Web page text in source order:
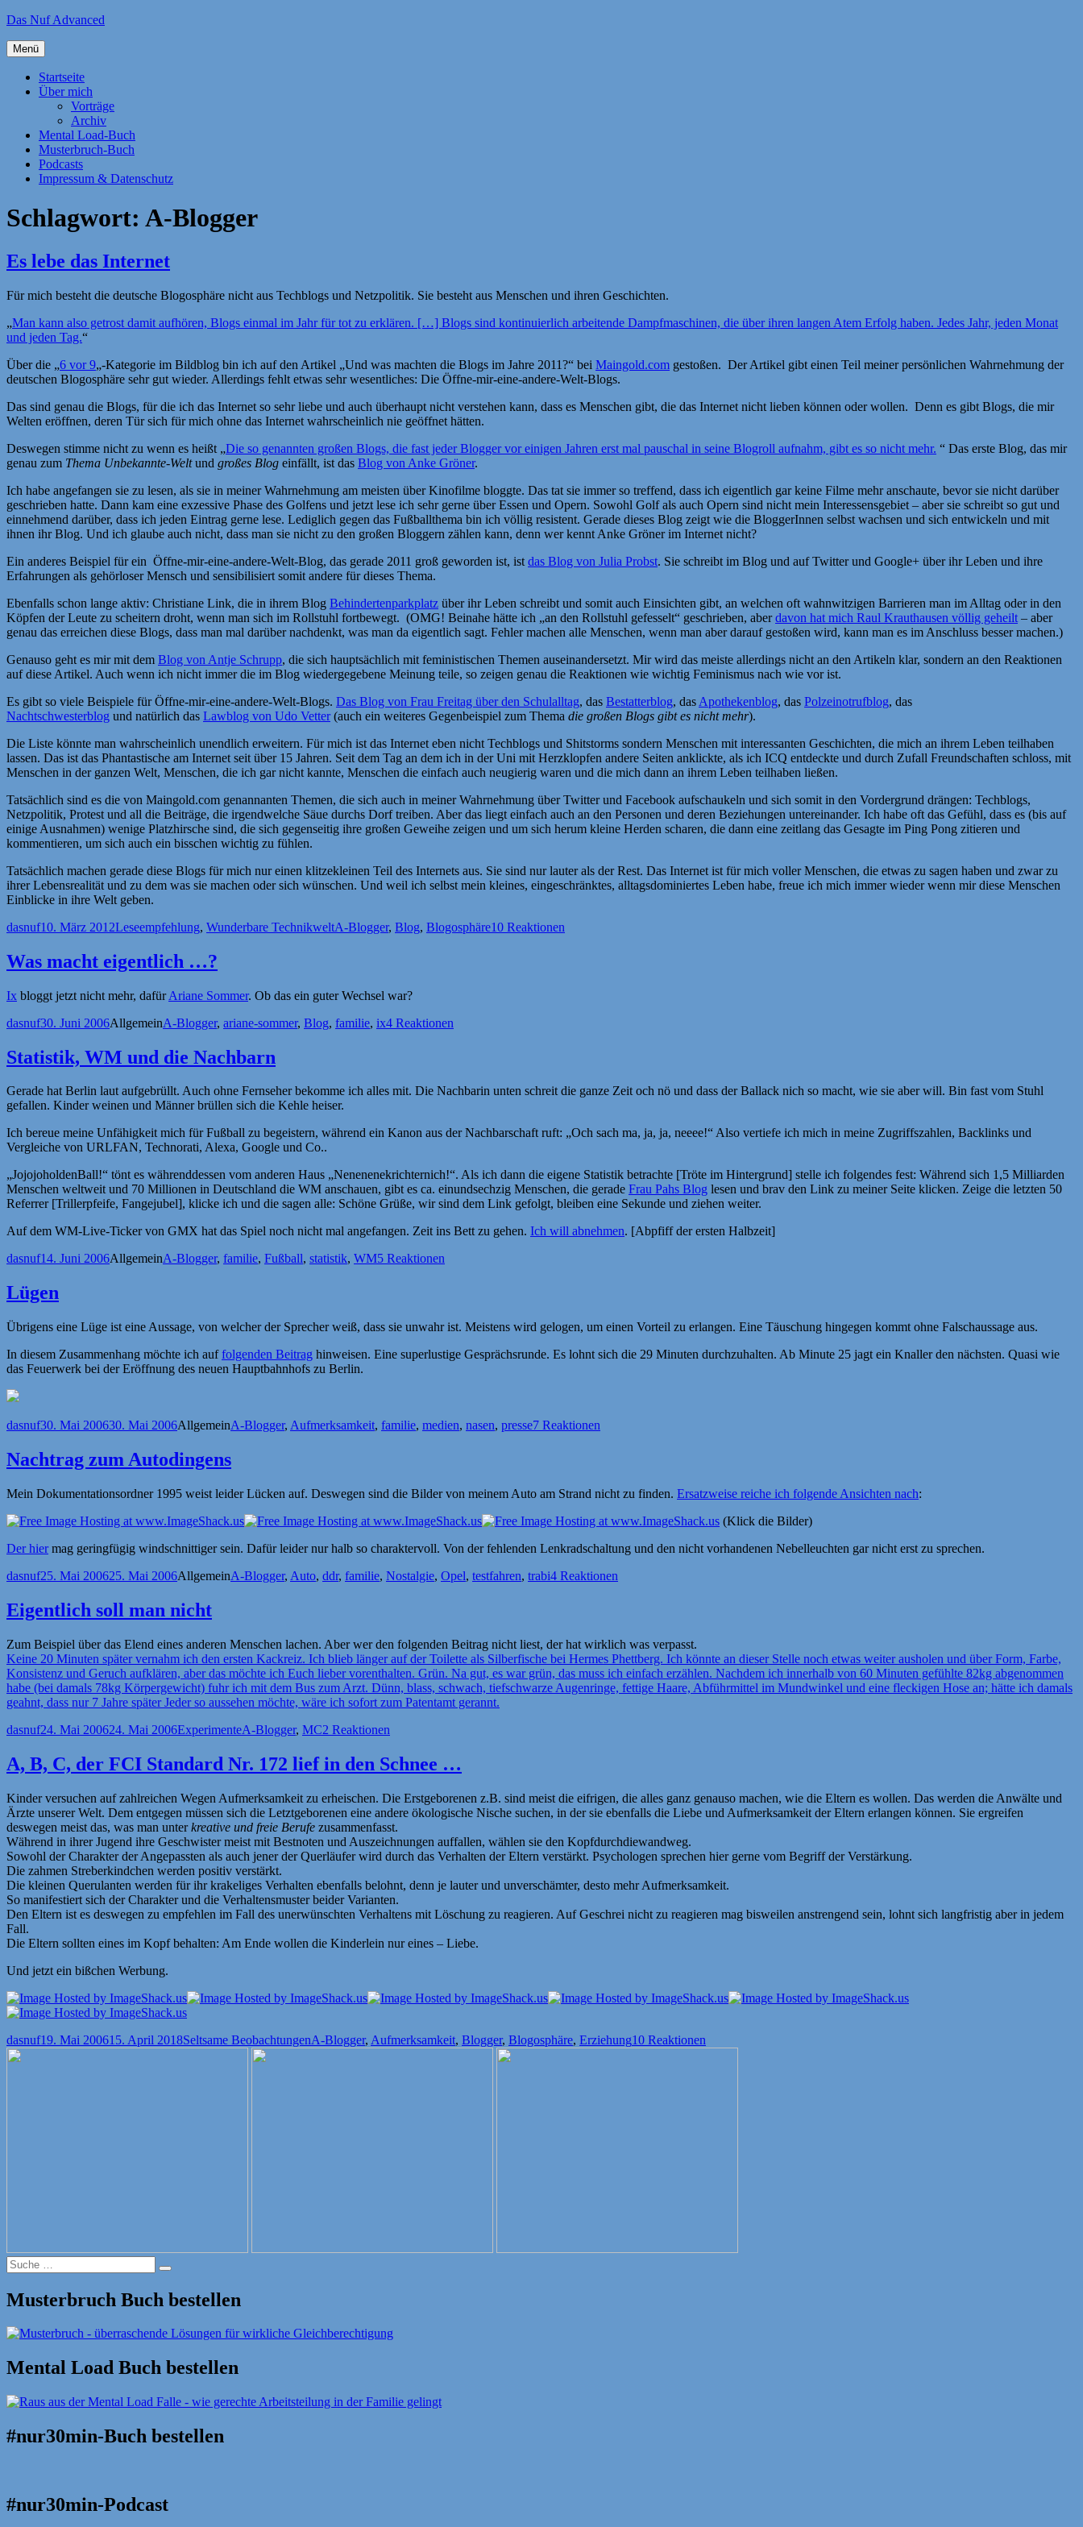
Zum
springen
Das Nuf Advanced
Menü
Startseite
Über mich
Vorträge
Archiv
Mental Load-Buch
Musterbruch-Buch
Podcasts
Impressum & Datenschutz
Schlagwort: A-Blogger
Es lebe das Internet
Für mich besteht die deutsche Blogosphäre nicht aus Techblogs und Netzpolitik. Sie besteht aus Menschen und ihren Geschichten.
„Man kann also getrost damit aufhören, Blogs einmal im Jahr für tot zu erklären. […] Blogs sind kontinuierlich arbeitende Dampfmaschinen, die über ihren langen Atem Erfolg haben. Jedes Jahr, jeden Monat
und jeden Tag.“
Über die „6 vor 9„-Kategorie im Bildblog bin ich auf den Artikel „Und was machten die Blogs im Jahre 2011?“ bei Maingold.com gestoßen. Der Artikel gibt einen Teil meiner persönlichen Wahrnehmung der
deutschen Blogosphäre sehr gut wieder. Allerdings fehlt etwas sehr wesentliches: Die Öffne-mir-eine-andere-Welt-Blogs.
Das sind genau die Blogs, für die ich das Internet so sehr liebe und auch überhaupt nicht verstehen kann, dass es Menschen gibt, die das Internet nicht lieben können oder wollen. Denn es gibt Blogs, die mir
Welten eröffnen, deren Tür sich für mich ohne das Internet wahrscheinlich nie geöffnet hätten.
Deswegen stimme nicht zu wenn es heißt „Die so genannten großen Blogs, die fast jeder Blogger vor einigen Jahren erst mal pauschal in seine Blogroll aufnahm, gibt es so nicht mehr. “ Das erste Blog, das mir
genau zum Thema Unbekannte-Weltund großes Blog einfällt, ist das Blog von Anke Gröner.
Ich habe angefangen sie zu lesen, als sie in meiner Wahrnehmung am meisten über Kinofilme bloggte. Das tat sie immer so treffend, dass ich eigentlich gar keine Filme mehr anschaute, bevor sie nicht darüber
geschrieben hatte. Dann kam eine exzessive Phase des Golfens und jetzt lese ich sehr gerne über Essen und Opern. Sowohl Golf als auch Opern sind nicht mein Interessensgebiet – aber sie schreibt so gut und
einnehmend darüber, dass ich jeden Eintrag gerne lese. Lediglich gegen das Fußballthema bin ich völlig resistent. Gerade dieses Blog zeigt wie die BloggerInnen selbst wachsen und sich entwickeln und mit
ihnen ihr Blog. Und ich glaube auch nicht, dass man sie nicht zu den großen Bloggern zählen kann, denn wer kennt Anke Gröner im Internet nicht?
Ein anderes Beispiel für ein Öffne-mir-eine-andere-Welt-Blog, das gerade 2011 groß geworden ist, ist das Blog von Julia Probst. Sie schreibt im Blog und auf Twitter und Google+ über ihr Leben und ihre
Erfahrungen als gehörloser Mensch und sensibilisiert somit andere für dieses Thema.
Ebenfalls schon lange aktiv: Christiane Link, die in ihrem Blog Behindertenparkplatz über ihr Leben schreibt und somit auch Einsichten gibt, an welchen oft wahnwitzigen Barrieren man im Alltag oder in den
Köpfen der Leute zu scheitern droht, wenn man sich im Rollstuhl fortbewegt. (OMG! Beinahe hätte ich „an den Rollstuhl gefesselt“ geschrieben, aberdavon hat mich Raul Krauthausen völlig geheilt – aber
genau das erreichen diese Blogs, dass man mal darüber nachdenkt, was man da eigentlich sagt. Fehler machen alle Menschen, wenn man aber darauf gestoßen wird, kann man es im Anschluss besser machen.)
Genauso geht es mir mit dem Blog von Antje Schrupp, die sich hauptsächlich mit feministischen Themen auseinandersetzt. Mir wird das meiste allerdings nicht an den Artikeln klar, sondern an den Reaktionen
auf diese Artikel. Auch wenn ich nicht immer die im Blog wiedergegebene Meinung teile, so zeigen genau die Reaktionen wie wichtig Feminismus nach wie vor ist.
Es gibt so viele Beispiele für Öffne-mir-eine-andere-Welt-Blogs. Das Blog von Frau Freitag über den Schulalltag, das Bestatterblog, das Apothekenblog, das Polzeinotrufblog, das
Nachtschwesterblog und natürlich das Lawblog von Udo Vetter(auch ein weiteres Gegenbeispiel zum Thema die großen Blogs gibt es nicht mehr).
Die Liste könnte man wahrscheinlich unendlich erweitern. Für mich ist das Internet eben nicht Techblogs und Shitstorms sondern Menschen mit interessanten Geschichten, die mich an ihrem Leben teilhaben
lassen. Das ist das Phantastische am Internet seit über 15 Jahren. Seit dem Tag an dem ich in der Uni mit Herzklopfen andere Seiten anklickte, als ich ICQ entdeckte und durch Zufall Freundschaften schloss, mit
Menschen in der ganzen Welt, Menschen, die ich gar nicht kannte, Menschen die einfach auch neugierig waren und die mich dann an ihrem Leben teilhaben ließen.
Tatsächlich sind es die von Maingold.com genannanten Themen, die sich auch in meiner Wahrnehmung über Twitter und Facebook aufschaukeln und sich somit in den Vordergrund drängen: Techblogs,
Netzpolitik, Protest und all die Beiträge, die irgendwelche Säue durchs Dorf treiben. Aber das liegt einfach auch an den Personen und deren Beziehungen untereinander. Ich habe oft das Gefühl, dass es (bis auf
einige Ausnahmen) wenige Platzhirsche sind, die sich gegenseitig ihre großen Geweihe zeigen und um sich herum kleine Herden scharen, die dann eine zeitlang das Gesagte im Ping Pong zitieren und
kommentieren, um sich auch ein bisschen wichtig zu fühlen.
Tatsächlich machen gerade diese Blogs für mich nur einen klitzekleinen Teil des Internets aus. Sie sind nur lauter als der Rest. Das Internet ist für mich voller Menschen, die etwas zu sagen haben und zwar zu
ihrer Lebensrealität und zu dem was sie machen oder sich wünschen. Und weil ich selbst mein kleines, eingeschränktes, alltagsdominiertes Leben habe, freue ich mich immer wieder wenn mir diese Menschen
Einblicke in ihre Welt geben.
Autor
dasnufVeröffentlicht
10. März 2012Kategorien
Leseempfehlung, Wunderbare TechnikweltSchlagwörter
A-Blogger, Blog, Blogosphäre10 Reaktionen
Was macht eigentlich …?
Ix bloggt jetzt nicht mehr, dafürAriane Sommer. Ob das ein guter Wechsel war?
Autor
dasnufVeröffentlicht
30. Juni 2006Kategorien
AllgemeinSchlagwörter
A-Blogger, ariane-sommer, Blog, familie, ix4 Reaktionen
Statistik, WM und die Nachbarn
Gerade hat Berlin laut aufgebrüllt. Auch ohne Fernseher bekomme ich alles mit. Die Nachbarin unten schreit die ganze Zeit och nö und dass der Ballack nich so macht, wie sie aber will. Bin fast vom Stuhl
gefallen. Kinder weinen und Männer brüllen sich die Kehle heiser.
Ich bereue meine Unfähigkeit mich für Fußball zu begeistern, während ein Kanon aus der Nachbarschaft ruft: „Och sach ma, ja, ja, neeee!“ Also vertiefe ich mich in meine Zugriffszahlen, Backlinks und
Vergleiche von URLFAN, Technorati, Alexa, Google und Co..
„JojojoholdenBall!“ tönt es währenddessen vom anderen Haus „Nenenenekrichternich!“. Als ich dann die eigene Statistik betrachte [Tröte im Hintergrund] stelle ich folgendes fest: Während sich 1,5 Milliarden
Menschen weltweit und 70 Millionen in Deutschland die WM anschauen, gibt es ca. einundsechzig Menschen, die gerade Frau Pahs Blog lesen und brav den Link zu meiner Seite klicken. Zeige die letzten 50
Referrer [Trillerpfeife, Fangejubel], klicke ich und die sagen alle: Schöne Grüße, wir sind dem Link gefolgt, bleiben eine Sekunde und ziehen weiter.
Auf dem WM-Live-Ticker von GMX hat das Spiel noch nicht mal angefangen. Zeit ins Bett zu gehen. Ich will abnehmen. [Abpfiff der ersten Halbzeit]
Autor
dasnufVeröffentlicht
14. Juni 2006Kategorien
AllgemeinSchlagwörter
A-Blogger, familie, Fußball, statistik, WM5 Reaktionen
Lügen
Übrigens eine Lüge ist eine Aussage, von welcher der Sprecher weiß, dass sie unwahr ist. Meistens wird gelogen, um einen Vorteil zu erlangen. Eine Täuschung hingegen kommt ohne Falschaussage aus.
In diesem Zusammenhang möchte ich auffolgenden Beitrag hinweisen. Eine superlustige Gesprächsrunde. Es lohnt sich die 29 Minuten durchzuhalten. Ab Minute 25 jagt ein Knaller den nächsten. Quasi wie
das Feuerwerk bei der Eröffnung des neuen Hauptbahnhofs zu Berlin.
Autor
dasnufVeröffentlicht
30. Mai 200630. Mai 2006Kategorien
AllgemeinSchlagwörter
A-Blogger, Aufmerksamkeit, familie, medien, nasen, presse7 Reaktionen
Nachtrag zum Autodingens
Mein Dokumentationsordner 1995 weist leider Lücken auf. Deswegen sind die Bilder von meinem Auto am Strand nicht zu finden. Ersatzweise reiche ich folgende Ansichten nach:
(Klick die Bilder)
Der hiermag geringfügig windschnittiger sein. Dafür leider nur halb so charaktervoll. Von der fehlenden Lenkradschaltung und den nicht vorhandenen Nebelleuchten gar nicht erst zu sprechen.
Autor
dasnufVeröffentlicht
25. Mai 200625. Mai 2006Kategorien
AllgemeinSchlagwörter
A-Blogger, Auto, ddr, familie, Nostalgie, Opel, testfahren, trabi4 Reaktionen
Eigentlich soll man nicht
Zum Beispiel über das Elend eines anderen Menschen lachen. Aber wer den folgenden Beitrag nicht liest, der hat wirklich was verpasst.
Keine 20 Minuten später vernahm ich den ersten Kackreiz. Ich blieb länger auf der Toilette als Silberfische bei Hermes Phettberg. Ich könnte an dieser Stelle noch etwas weiter ausholen und über Form, Farbe,
Konsistenz und Geruch aufklären, aber das möchte ich Euch lieber vorenthalten. Grün. Na gut, es war grün, das muss ich einfach erzählen. Nachdem ich innerhalb von 60 Minuten gefühlte 82kg abgenommen
habe (bei damals 78kg Körpergewicht) fuhr ich mit dem Bus zum Arzt. Dünn, blass, schwach, tiefschwarze Augenringe, fettige Haare, Abführmittel im Mundwinkel und eine fleckigen Hose an; hätte ich damals
geahnt, dass nur 7 Jahre später Jeder so aussehen möchte, wäre ich sofort zum Patentamt gerannt.
Autor
dasnufVeröffentlicht
24. Mai 200624. Mai 2006Kategorien
ExperimenteSchlagwörter
A-Blogger, MC2 Reaktionen
A, B, C, der FCI Standard Nr. 172 lief in den Schnee …
Kinder versuchen auf zahlreichen Wegen Aufmerksamkeit zu erheischen. Die Erstgeborenen z.B. sind meist die eifrigen, die alles ganz genauso machen, wie die Eltern es wollen. Das werden die Anwälte und
Ärzte unserer Welt. Dem entgegen müssen sich die Letztgeborenen eine andere ökologische Nische suchen, in der sie ebenfalls die Liebe und Aufmerksamkeit der Eltern erlangen können. Sie ergreifen
deswegen meist das, was man unterkreative und freie Berufe zusammenfasst.
Während in ihrer Jugend ihre Geschwister meist mit Bestnoten und Auszeichnungen auffallen, wählen sie den Kopfdurchdiewandweg.
Sowohl der Charakter der Angepassten als auch jener der Querläufer wird durch das Verhalten der Eltern verstärkt. Psychologen sprechen hier gerne vom Begriff der Verstärkung.
Die zahmen Streberkindchen werden positiv verstärkt.
Die kleinen Querulanten werden für ihr krakeliges Verhalten ebenfalls belohnt, denn je lauter und unverschämter, desto mehr Aufmerksamkeit.
So manifestiert sich der Charakter und die Verhaltensmuster beider Varianten.
Den Eltern ist es deswegen zu empfehlen im Fall des unerwünschten Verhaltens mit Löschung zu reagieren. Auf Geschrei nicht zu reagieren mag bisweilen anstrengend sein, lohnt sich langfristig aber in jedem
Fall.
Die Eltern sollten eines im Kopf behalten: Am Ende wollen die Kinderlein nur eines – Liebe.
Und jetzt ein bißchen Werbung.
Autor
dasnufVeröffentlicht
19. Mai 200615. April 2018Kategorien
Seltsame BeobachtungenSchlagwörter
A-Blogger, Aufmerksamkeit, Blogger, Blogosphäre, Erziehung10 Reaktionen
Suche
nach:
Suche
Musterbruch Buch bestellen
Mental Load Buch bestellen
#nur30min-Buch bestellen
#nur30min-Podcast